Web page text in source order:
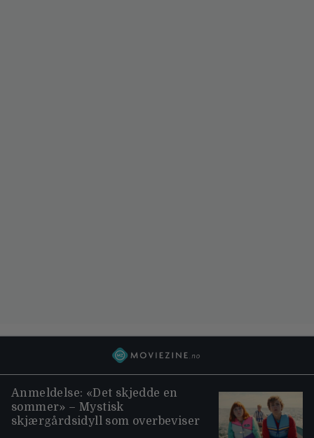
Anmeldelse: «Det skjedde en
sommer» – Mystisk
skjærgårdsidyll som overbeviser